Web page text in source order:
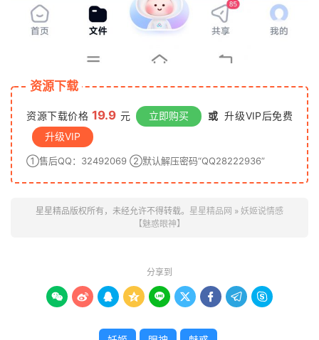
资源下载
资源下载价格 19.9 元 立即购买 或 升级VIP后免费
升级VIP
①售后QQ：32492069 ②默认解压密码“QQ28222936”
星星精品版权所有，未经允许不得转载。 星星精品网 » 妖姬说情感
【魅惑眼神】
分享到
        